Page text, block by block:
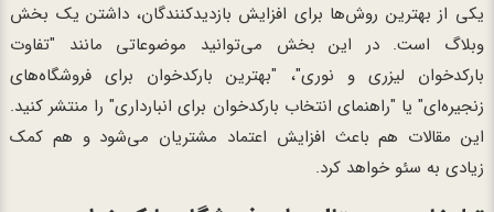
یکی از بهترین روش‌ها برای افزایش بازدیدکنندگان، داشتن یک بخش
وبلاگ است. در این بخش می‌توانید موضوعاتی مانند "تفاوت
بارکدخوان لیزری و نوری"، "بهترین بارکدخوان برای فروشگاه‌های
زنجیره‌ای" یا "راهنمای انتخاب بارکدخوان برای انبارداری" را منتشر کنید.
این مقالات هم باعث افزایش اعتماد مشتریان می‌شود و هم کمک
زیادی به سئو خواهد کرد.